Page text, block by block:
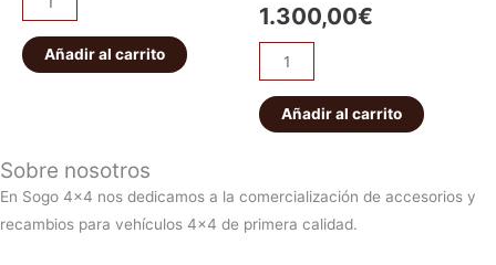
Añadir al carrito
1.300,00€
Añadir al carrito
Sobre nosotros
En Sogo 4×4 nos dedicamos a la comercialización de accesorios y
recambios para vehículos 4×4 de primera calidad.